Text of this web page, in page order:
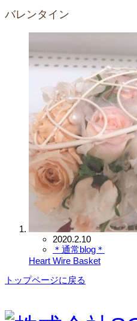
バレンタイン
2020.2.10
＊通常blog＊
Heart Wire Basket
トップページに戻る